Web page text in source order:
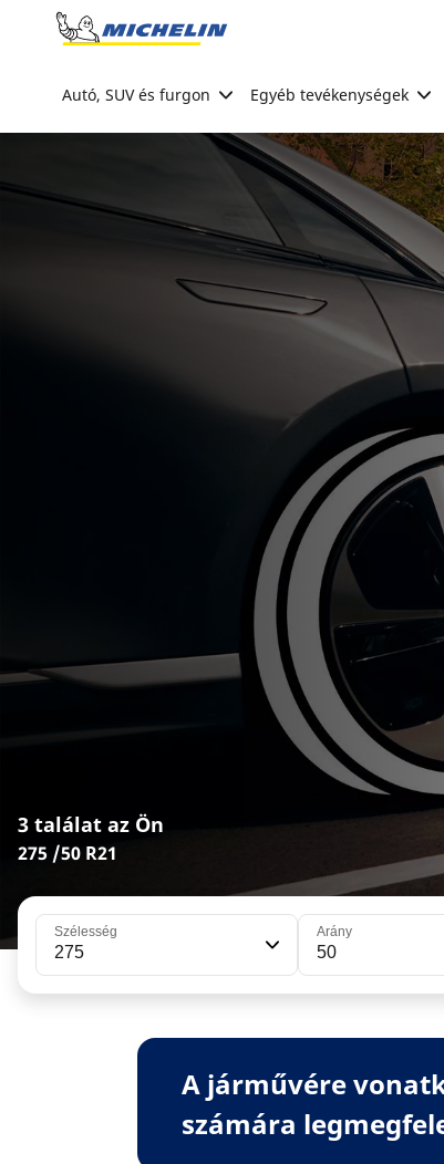
Go to page content
Autó, SUV és furgon Egyéb tevékenységek
3 találat az Ön
275 /50 R21
Szélesség
275
Arány
50
A járművére
számára